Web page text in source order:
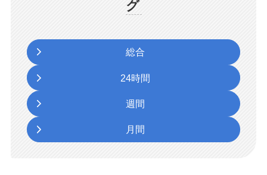
グ
総合
24時間
週間
月間